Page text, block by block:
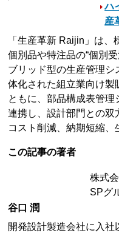
ハ
産
「生産革新 Raijin」は、
個別品や特注品の“個別
ブリッド型の生産管理シ
体化された組立業向け製
ともに、部品構成表管理
連携し、設計部門との双
コスト削減、納期短縮、
この記事の著者
株式
SPグ
谷口 潤
開発設計製造会社に入